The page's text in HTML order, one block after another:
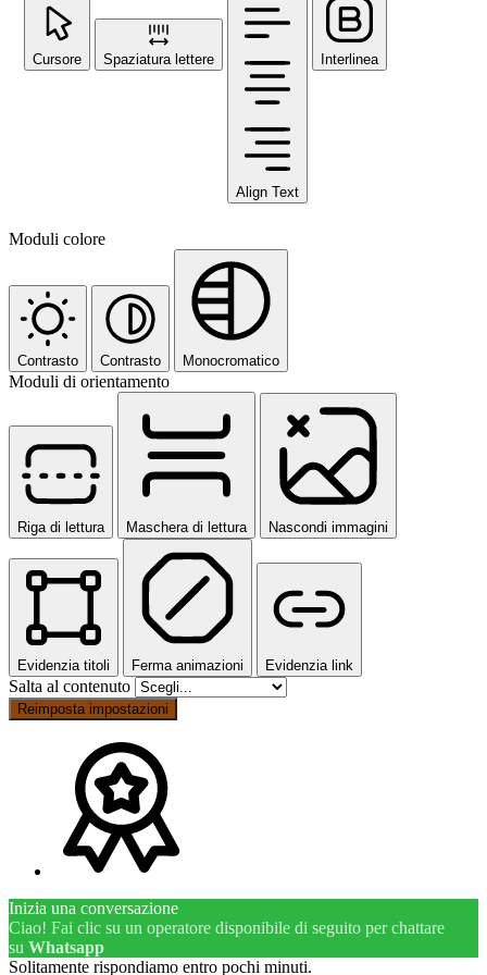
Cursore Spaziatura lettere
Align Text
Interlinea
Moduli colore
Contrasto Contrasto Monocromatico
Moduli di orientamento
Riga di lettura Maschera di lettura Nascondi immagini
Evidenzia titoli Ferma animazioni Evidenzia link
Salta al contenuto
Reimposta impostazioni
Inizia una conversazione
Ciao! Fai clic su un operatore disponibile di seguito per chattare
su Whatsapp
Solitamente rispondiamo entro pochi minuti.